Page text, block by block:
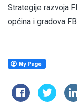
Strategije razvoja
općina i gradova